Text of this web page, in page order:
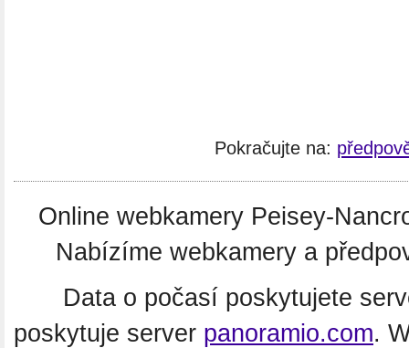
Pokračujte na:
Online webkamery Peisey-
Nabízíme webkamery a
Data o počasí poskytujete
poskytuje server panoramio.com.